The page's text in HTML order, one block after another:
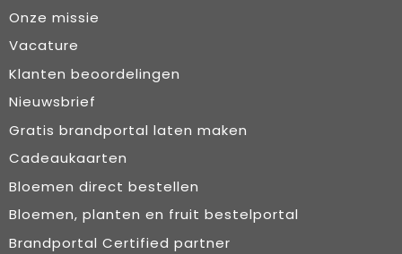
Onze missie
Vacature
Klanten beoordelingen
Nieuwsbrief
Gratis brandportal laten maken
Cadeaukaarten
Bloemen direct bestellen
Bloemen, planten en fruit bestelportal
Brandportal Certified partner